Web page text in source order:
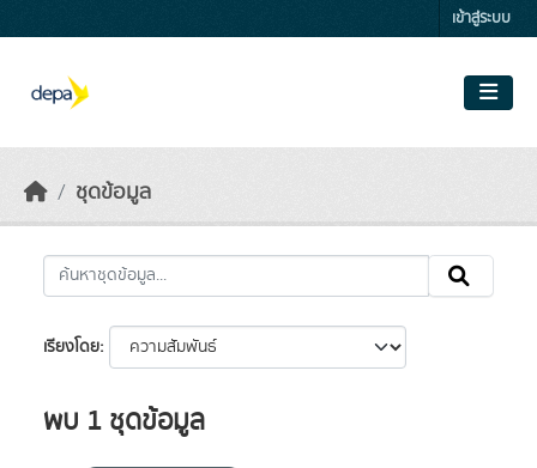
เข้าสู่ระบบ
ชุดข้อมูล
เรียงโดย
พบ 1 ชุดข้อมูล